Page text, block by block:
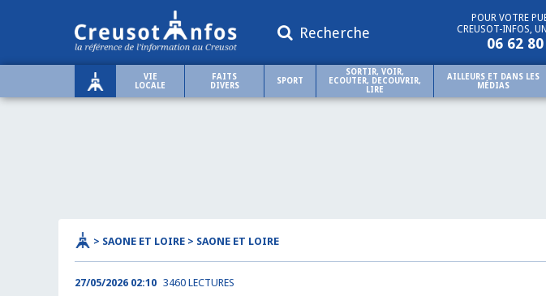
Recherche
POUR VOTRE
CREUSOT-INFOS,
06 62
VIE
LOCALE
FAITS
DIVERS
SPORT
SORTIR, VOIR,
ECOUTER, DECOUVRIR,
LIRE
AILLEURS ET DANS LES
MÉDIAS
> SAONE ET LOIRE > SAONE ET LOIRE
27/05/2026 02:10 3460 LECTURES